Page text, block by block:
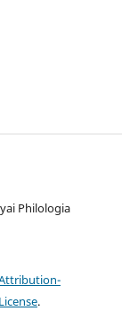
Philologia
.